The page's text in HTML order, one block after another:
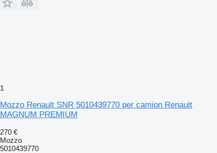
1
Mozzo Renault SNR 5010439770 per camion Renault
MAGNUM PREMIUM
270 €
Mozzo
5010439770